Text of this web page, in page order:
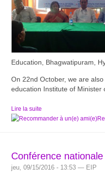
Education, Bhagwatipuram,
On 22nd October, we are
education Institute of Minister
Lire la suite
Conférence
jeu, 09/15/2016 - 13:53 — EIP